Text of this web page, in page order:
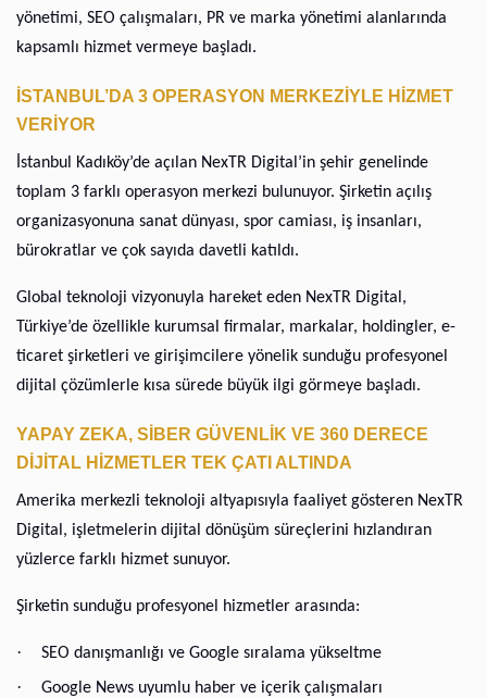
yönetimi, SEO çalışmaları, PR ve marka yönetimi alanlarında
kapsamlı hizmet vermeye başladı.
İSTANBUL’DA 3 OPERASYON MERKEZİYLE HİZMET
VERİYOR
İstanbul Kadıköy’de açılan NexTR Digital’in şehir genelinde
toplam 3 farklı operasyon merkezi bulunuyor. Şirketin açılış
organizasyonuna sanat dünyası, spor camiası, iş insanları,
bürokratlar ve çok sayıda davetli katıldı.
Global teknoloji vizyonuyla hareket eden NexTR Digital,
Türkiye’de özellikle kurumsal firmalar, markalar, holdingler, e-
ticaret şirketleri ve girişimcilere yönelik sunduğu profesyonel
dijital çözümlerle kısa sürede büyük ilgi görmeye başladı.
YAPAY ZEKA, SİBER GÜVENLİK VE 360 DERECE
DİJİTAL HİZMETLER TEK ÇATI ALTINDA
Amerika merkezli teknoloji altyapısıyla faaliyet gösteren NexTR
Digital, işletmelerin dijital dönüşüm süreçlerini hızlandıran
yüzlerce farklı hizmet sunuyor.
Şirketin sunduğu profesyonel hizmetler arasında:
· SEO danışmanlığı ve Google sıralama yükseltme
· Google News uyumlu haber ve içerik çalışmaları